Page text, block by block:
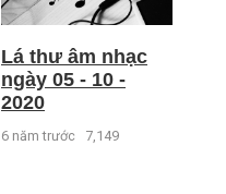
Lá thư âm nhạc
ngày 05 - 10 -
2020
6 năm trước 7,149